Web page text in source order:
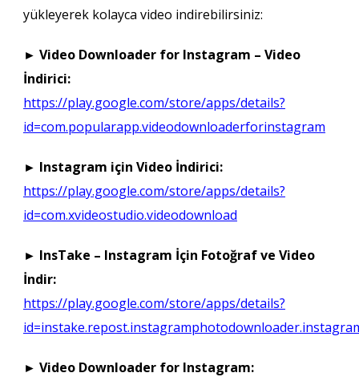
yükleyerek kolayca video indirebilirsiniz:
► Video Downloader for Instagram – Video
İndirici:
https://play.google.com/store/apps/details?
id=com.popularapp.videodownloaderforinstagram
► Instagram için Video İndirici:
https://play.google.com/store/apps/details?
id=com.xvideostudio.videodownload
► InsTake – Instagram İçin Fotoğraf ve Video
İndir:
https://play.google.com/store/apps/details?
► Video Downloader for Instagram: